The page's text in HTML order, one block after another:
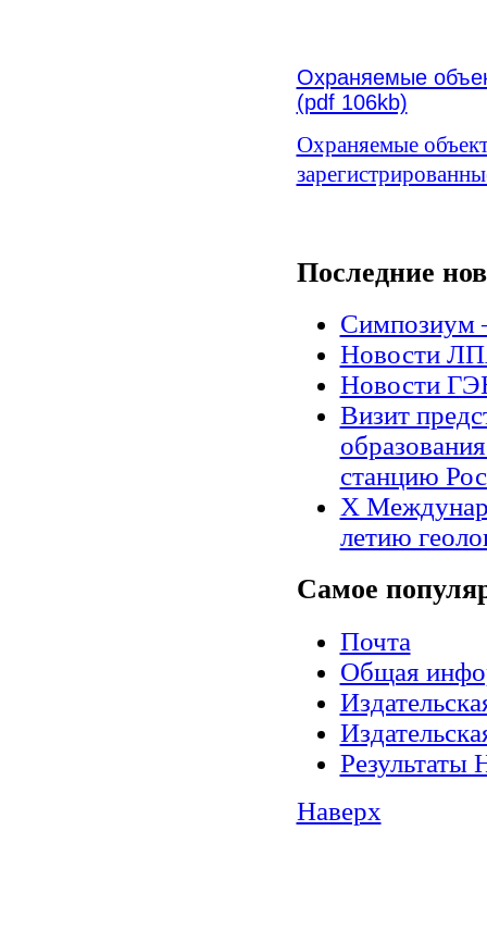
Охраняемые
(pdf 106kb)
Охраняемые
Последние
Симпозиум
Новости
Новости
Визит
станцию
X
летию
Самое
Почта
Общая
Наверх